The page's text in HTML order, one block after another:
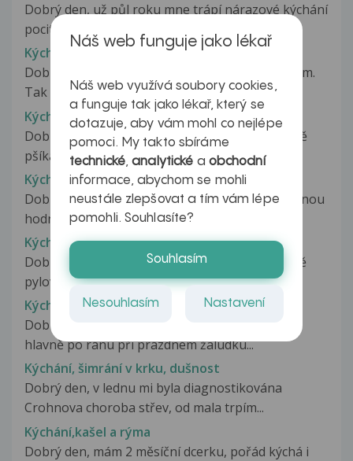
Dobrý den, už půl roku mne trápí nárazové kýchání
pocit ucpaného nosu a smrkání....
Kýchání a zápach
Dobrý den, už delší dobu mě trápí tento problém.
Tak 3krát denně kýchám. Toto...
Kýchání po ránu
Dobrý den,už hodně dlouho každé ráno strašně
pšíkám.. přes den jen občas a...
Kýchání spojené s bolestí kloubů
Dobrý den, pokaždé když si kýchnu, tak mě začnou
hodně bolet obě zápěstí na...
Kýchání v těhotenství
Dobrý den pane doktore, jsem v 18 tt a trápí mě
pylová alergie a s ní spojené...
Kýchání v těhotenství
Dobrý den, vždy když jsem těhotná, každý den -
hlavně po ránu při prázdném žaludku...
Kýchání, šimrání v krku, dušnost
Dobrý den, v lednu mi byla diagnostikována
Crohnova choroba střev, od mala trpím...
Kýchání,kašel a rýma
Dobrý den, mám 2 měsíční dcerku, pořád kýchá i
Náš web funguje jako lékař
Náš web využívá soubory cookies,
a funguje tak jako lékař, který se
dotazuje, aby vám mohl co nejlépe
pomoci. My takto sbíráme
technické,analytické a obchodní
informace, abychom se mohli
neustále zlepšovat a tím vám lépe
pomohli. Souhlasíte?
Souhlasím
Nesouhlasím Nastavení